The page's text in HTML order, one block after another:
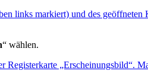
“ wählen.